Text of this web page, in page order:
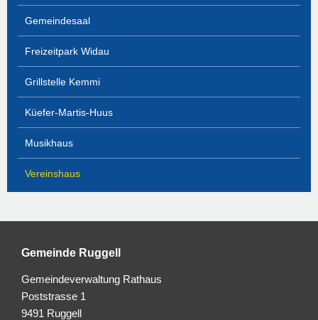
Gemeindesaal
Freizeitpark Widau
Grillstelle Kemmi
Küefer-Martis-Huus
Musikhaus
Vereinshaus
Gemeinde Ruggell
Gemeindeverwaltung Rathaus
Poststrasse 1
9491 Ruggell